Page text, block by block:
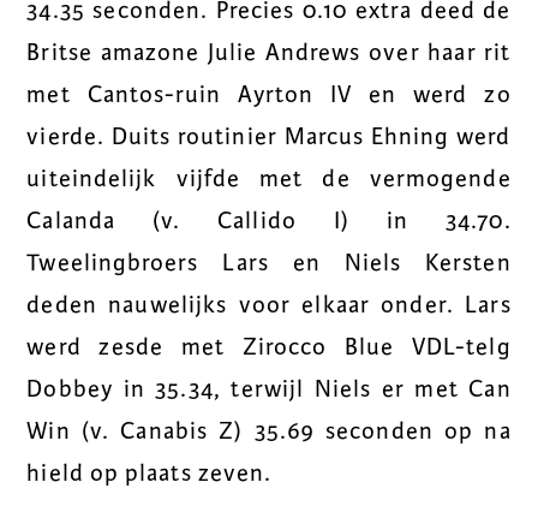
34.35 seconden. Precies 0.10 extra deed de
Britse amazone Julie Andrews over haar rit
met Cantos-ruin Ayrton IV en werd zo
vierde. Duits routinier Marcus Ehning werd
uiteindelijk vijfde met de vermogende
Calanda (v. Callido I) in 34.70.
Tweelingbroers Lars en Niels Kersten
deden nauwelijks voor elkaar onder. Lars
werd zesde met Zirocco Blue VDL-telg
Dobbey in 35.34, terwijl Niels er met Can
Win (v. Canabis Z) 35.69 seconden op na
hield op plaats zeven.